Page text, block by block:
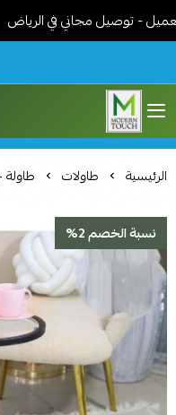
توصيل مجاني في الرياض
اثاث مودرن لمسة
الرئيسية طاولات طاولة
نسبة الخصم 2%